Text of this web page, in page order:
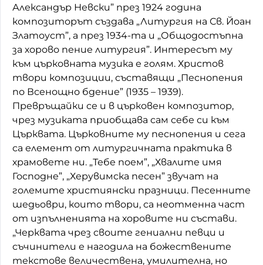
Александър Невски” през 1924 година
композиторът създава „Литургия на Св. Йоан
Златоуст”, а през 1934-та и „Общодостъпна
за хорово пение литургия”. Интересът му
към църковната музика е голям. Христов
твори композиции, съставящи „Песнопения
по Всенощно бдение” (1935 – 1939).
Превръщайки се и в църковен композитор,
чрез музиката приобщава сам себе си към
Църквата. Църковните му песнопения и сега
са елемент от литургичната практика в
храмовете ни. „Тебе поем”, „Хвалите имя
Господне”, „Херувимска песен” звучат на
големите християнски празници. Песенните
шедьоври, които твори, са неотменна част
от изпълненията на хоровите ни състави.
„Черквата чрез своите гениални певци и
съчинители е нагодила на божествените
текстове величествена, умилителна, но